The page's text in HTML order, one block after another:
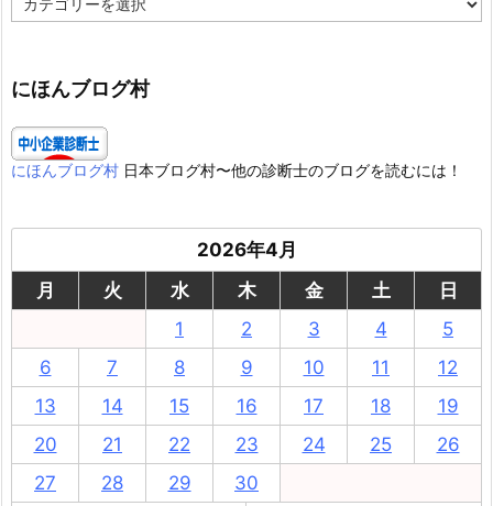
テ
ー
にほんブログ村
にほんブログ村 日本ブログ村〜他の診断士のブログを読むには！
2026年4月
月
火 水 木 金 土
日
1
2 3 4
5
6
7 8 9 10 11
12
13
14 15 16 17 18
19
20
21 22 23 24 25
26
27
28 29 30